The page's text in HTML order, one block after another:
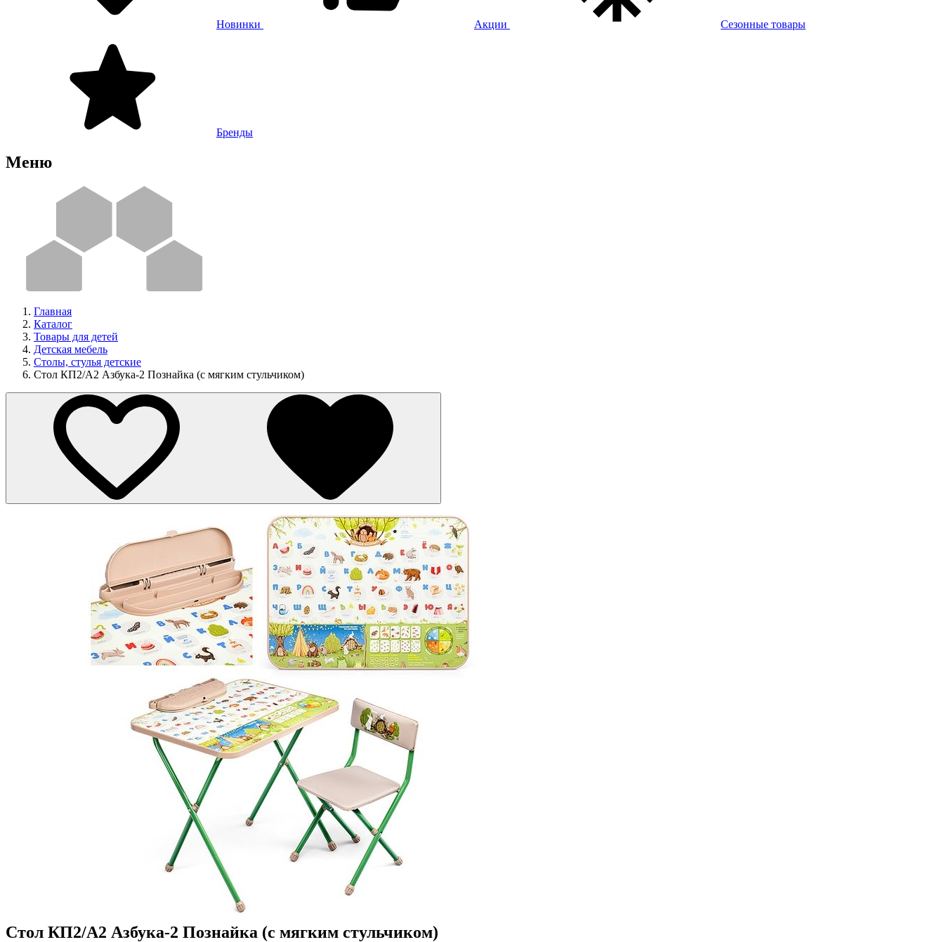
Новинки Акции Сезонные товары
Бренды
Меню
Главная
Каталог
Товары для детей
Детская мебель
Столы, стулья детские
Стол КП2/А2 Азбука-2 Познайка (с мягким стульчиком)
Стол КП2/А2 Азбука-2 Познайка (с мягким стульчиком)